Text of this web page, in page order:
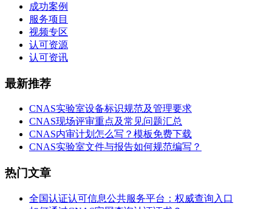
成功案例
服务项目
视频专区
认可资源
认可资讯
最新推荐
CNAS实验室设备标识规范及管理要求
CNAS现场评审重点及常见问题汇总
CNAS内审计划怎么写？模板免费下载
CNAS实验室文件与报告如何规范编写？
热门文章
全国认证认可信息公共服务平台：权威查询入口